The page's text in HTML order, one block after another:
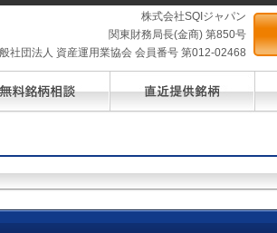
株式会社SQIジャパン
関東財務局長(金商) 第850号
社団法人 資産運用業協会 会員番号 第012-02468